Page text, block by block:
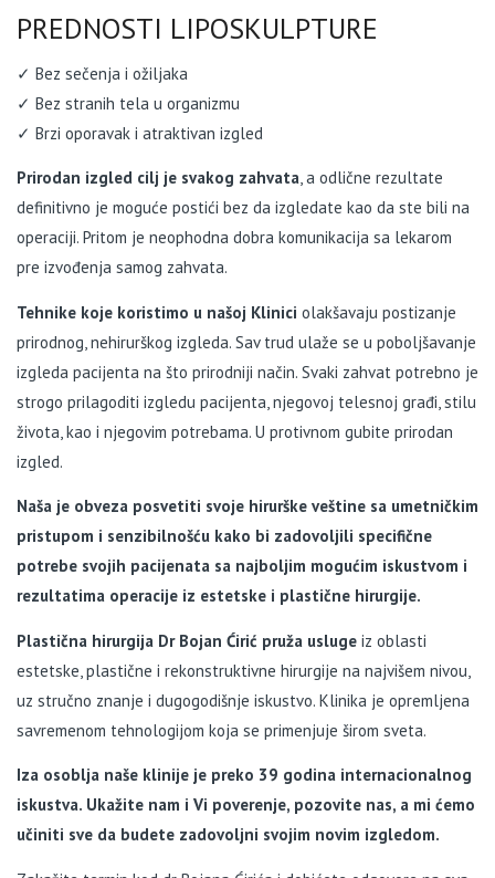
PREDNOSTI LIPOSKULPTURE
✓ Bez sečenja i ožiljaka
✓ Bez stranih tela u organizmu
✓ Brzi oporavak i atraktivan izgled
Prirodan izgled cilj je svakog zahvata, a odlične rezultate
definitivno je moguće postići bez da izgledate kao da ste bili na
operaciji. Pritom je neophodna dobra komunikacija sa lekarom
pre izvođenja samog zahvata.
Tehnike koje koristimo u našoj Klinici olakšavaju postizanje
prirodnog, nehirurškog izgleda. Sav trud ulaže se u poboljšavanje
izgleda pacijenta na što prirodniji način. Svaki zahvat potrebno je
strogo prilagoditi izgledu pacijenta, njegovoj telesnoj građi, stilu
života, kao i njegovim potrebama. U protivnom gubite prirodan
izgled.
Naša je obveza posvetiti svoje hirurške veštine sa umetničkim
pristupom i senzibilnošću kako bi zadovoljili specifične
potrebe svojih pacijenata sa najboljim mogućim iskustvom i
rezultatima operacije iz estetske i plastične hirurgije.
Plastična hirurgija Dr Bojan Ćirić pruža usluge iz oblasti
estetske, plastične i rekonstruktivne hirurgije na najvišem nivou,
uz stručno znanje i dugogodišnje iskustvo. Klinika je opremljena
savremenom tehnologijom koja se primenjuje širom sveta.
Iza osoblja naše klinije je preko 39 godina internacionalnog
iskustva. Ukažite nam i Vi poverenje, pozovite nas, a mi ćemo
učiniti sve da budete zadovoljni svojim novim izgledom.